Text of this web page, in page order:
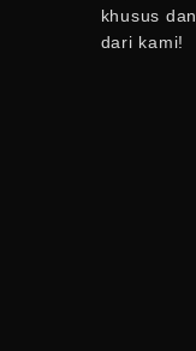
khusus
dari kami!